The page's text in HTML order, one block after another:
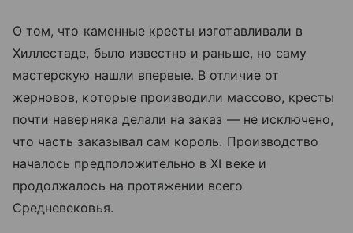
О том, что каменные кресты изготавливали в
Хиллестаде, было известно и раньше, но саму
мастерскую нашли впервые. В отличие от
жерновов, которые производили массово, кресты
почти наверняка делали на заказ — не исключено,
что часть заказывал сам король. Производство
началось предположительно в XI веке и
продолжалось на протяжении всего
Средневековья.